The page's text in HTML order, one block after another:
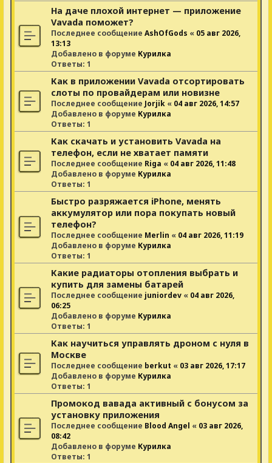
На даче плохой интернет — приложение
Vavada поможет?
Последнее сообщение AshOfGods « 05 авг 2026,
13:13
Добавлено в форуме Курилка
Ответы: 1
Как в приложении Vavada отсортировать
слоты по провайдерам или новизне
Последнее сообщение Jorjik « 04 авг 2026, 14:57
Добавлено в форуме Курилка
Ответы: 1
Как скачать и установить Vavada на
телефон, если не хватает памяти
Последнее сообщение Riga « 04 авг 2026, 11:48
Добавлено в форуме Курилка
Ответы: 1
Быстро разряжается iPhone, менять
аккумулятор или пора покупать новый
телефон?
Последнее сообщение Merlin « 04 авг 2026, 11:19
Добавлено в форуме Курилка
Ответы: 1
Какие радиаторы отопления выбрать и
купить для замены батарей
Последнее сообщение juniordev « 04 авг 2026,
06:25
Добавлено в форуме Курилка
Ответы: 1
Как научиться управлять дроном с нуля в
Москве
Последнее сообщение berkut « 03 авг 2026, 17:17
Добавлено в форуме Курилка
Ответы: 1
Промокод вавада активный с бонусом за
установку приложения
Последнее сообщение Blood Angel « 03 авг 2026,
08:42
Добавлено в форуме Курилка
Ответы: 1